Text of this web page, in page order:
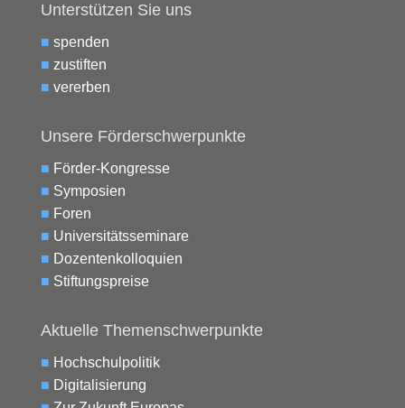
Unterstützen Sie uns
■ spenden
■ zustiften
■ vererben
Unsere Förderschwerpunkte
■ Förder-Kongresse
■ Symposien
■ Foren
■ Universitätsseminare
■ Dozentenkolloquien
■ Stiftungspreise
Aktuelle Themenschwerpunkte
■ Hochschulpolitik
■ Digitalisierung